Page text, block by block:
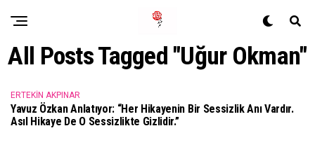
All Posts Tagged "Uğur Okman"
ERTEKIN AKPINAR
Yavuz Özkan Anlatıyor: “Her Hikayenin Bir Sessizlik Anı Vardır.
Asıl Hikaye De O Sessizlikte Gizlidir.”